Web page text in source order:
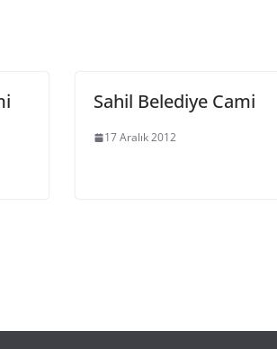
Sahil Belediye Cami
17 Aralık 2012